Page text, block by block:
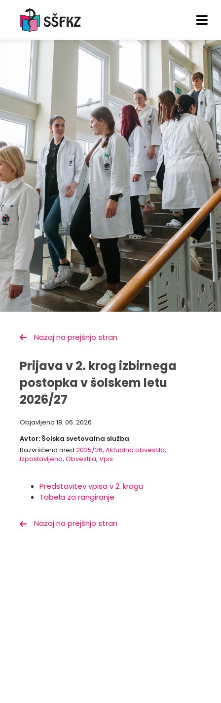
Nazaj na prejšnjo stran
Prijava v 2. krog izbirnega
postopka v šolskem letu
2026/27
Objavljeno 18. 06. 2026
Avtor: Šolska svetovalna služba
Razvrščeno med 2025/26, Aktualna obvestila,
Izpostavljeno, Obvestila, Vpis
Predstavitev vpisa v 2. krogu
Tabela za rangiranje
Nazaj na prejšnjo stran